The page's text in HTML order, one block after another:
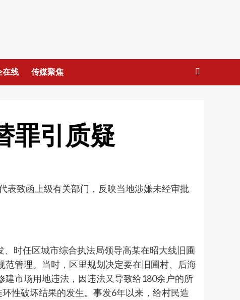
在线 传媒聚焦
罪引质疑
表致函上级有关部门，反映当地涉嫌未经审批
时任区城市综合执法局领导高某在昭大线旧圃
管理。当时，区里规划决定要在旧圃村、后海
市场用地违法，因违法又导致给180余户的所
性破坏结果的发生。事发6年以来，给村民造